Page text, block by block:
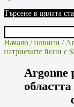
Търсене в цялата
Начало /новини /
натриевите йони с
Argonne